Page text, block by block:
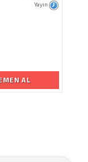
Yayın
AL